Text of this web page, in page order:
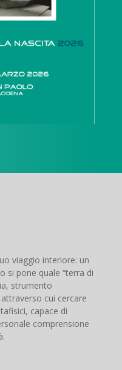
viaggio interiore: un
si pone quale “terra di
strumento
cui cercare
capace di
comprensione